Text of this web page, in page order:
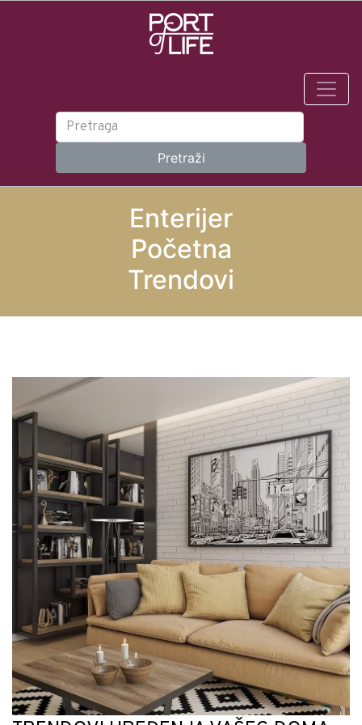
Enterijer
Početna
Trendovi